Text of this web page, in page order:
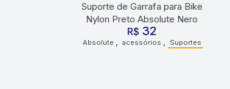
Suporte de Garrafa para Bike
Nylon Preto Absolute Nero
R$ 32
Absolute , acessórios , Suportes